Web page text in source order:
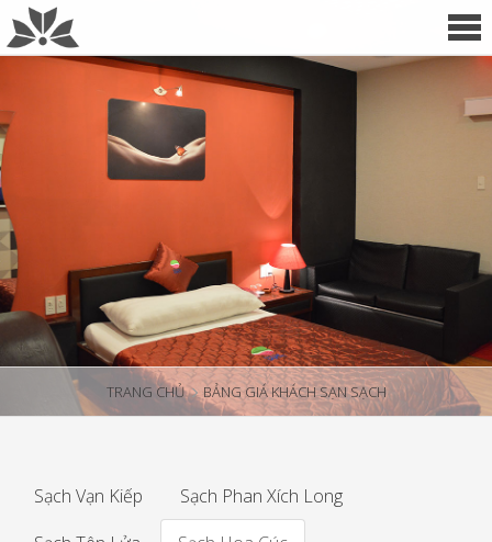
TRANG CHỦ BẢNG GIÁ KHÁCH SẠN SẠCH
Sạch Vạn Kiếp
Sạch Phan Xích Long